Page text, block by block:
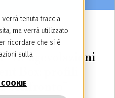
tenuta traccia
ma verrà utilizzato
ricordare che si è
sulla
"Le agevolazioni
Box: profili
confronto"